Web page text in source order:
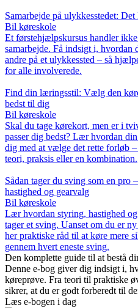
Samarbejde på ulykkesstedet:
Bil køreskole
Et førstehjælpskursus handler
samarbejde. Få indsigt i, hvordan
andre på et ulykkessted – så
for alle involverede.
Find din læringsstil: Vælg den
bedst til dig
Bil køreskole
Skal du tage kørekort, men er i
passer dig bedst? Lær hvordan
dig med at vælge det rette forløb
teori, praksis eller en kombination.
Sådan tager du sving som en pro
hastighed og gearvalg
Bil køreskole
Lær hvordan styring, hastighed
tager et sving. Uanset om du er
her praktiske råd til at køre mere
gennem hvert eneste sving.
Den komplette guide til at bestå
Denne e-bog giver dig indsigt i,
køreprøve. Fra teori til praktiske
sikrer, at du er godt forberedt til
Læs e-bogen i dag